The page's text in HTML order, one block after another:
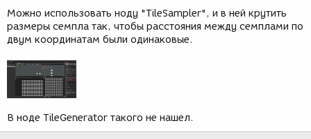
Можно использовать ноду "TileSampler", и в ней крутить
размеры семпла так, чтобы расстояния между семплами по
двум координатам были одинаковые.
В ноде TileGenerator такого не нашел.